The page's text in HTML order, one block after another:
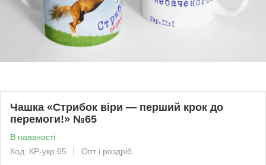
Чашка «Стрибок віри — перший крок до
перемоги!» №65
В наявності
Код: КР-укр.65
Опт і роздріб